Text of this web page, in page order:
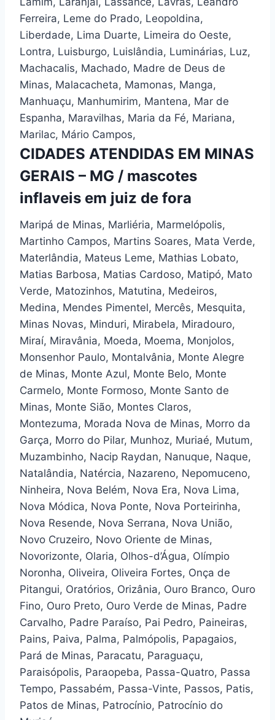
Ferreira, Leme do Prado, Leopoldina,
Liberdade, Lima Duarte, Limeira do Oeste,
Lontra, Luisburgo, Luislândia, Luminárias, Luz,
Machacalis, Machado, Madre de Deus de
Minas, Malacacheta, Mamonas, Manga,
Manhuaçu, Manhumirim, Mantena, Mar de
Espanha, Maravilhas, Maria da Fé, Mariana,
Marilac, Mário Campos,
CIDADES ATENDIDAS EM MINAS
GERAIS – MG / mascotes
inflaveis em juiz de fora
Maripá de Minas, Marliéria, Marmelópolis,
Martinho Campos, Martins Soares, Mata Verde,
Materlândia, Mateus Leme, Mathias Lobato,
Matias Barbosa, Matias Cardoso, Matipó, Mato
Verde, Matozinhos, Matutina, Medeiros,
Medina, Mendes Pimentel, Mercês, Mesquita,
Minas Novas, Minduri, Mirabela, Miradouro,
Miraí, Miravânia, Moeda, Moema, Monjolos,
Monsenhor Paulo, Montalvânia, Monte Alegre
de Minas, Monte Azul, Monte Belo, Monte
Carmelo, Monte Formoso, Monte Santo de
Minas, Monte Sião, Montes Claros,
Montezuma, Morada Nova de Minas, Morro da
Garça, Morro do Pilar, Munhoz, Muriaé, Mutum,
Muzambinho, Nacip Raydan, Nanuque, Naque,
Natalândia, Natércia, Nazareno, Nepomuceno,
Ninheira, Nova Belém, Nova Era, Nova Lima,
Nova Módica, Nova Ponte, Nova Porteirinha,
Nova Resende, Nova Serrana, Nova União,
Novo Cruzeiro, Novo Oriente de Minas,
Novorizonte, Olaria, Olhos-d’Água, Olímpio
Noronha, Oliveira, Oliveira Fortes, Onça de
Pitangui, Oratórios, Orizânia, Ouro Branco, Ouro
Fino, Ouro Preto, Ouro Verde de Minas, Padre
Carvalho, Padre Paraíso, Pai Pedro, Paineiras,
Pains, Paiva, Palma, Palmópolis, Papagaios,
Pará de Minas, Paracatu, Paraguaçu,
Paraisópolis, Paraopeba, Passa-Quatro, Passa
Tempo, Passabém, Passa-Vinte, Passos, Patis,
Patos de Minas, Patrocínio, Patrocínio do